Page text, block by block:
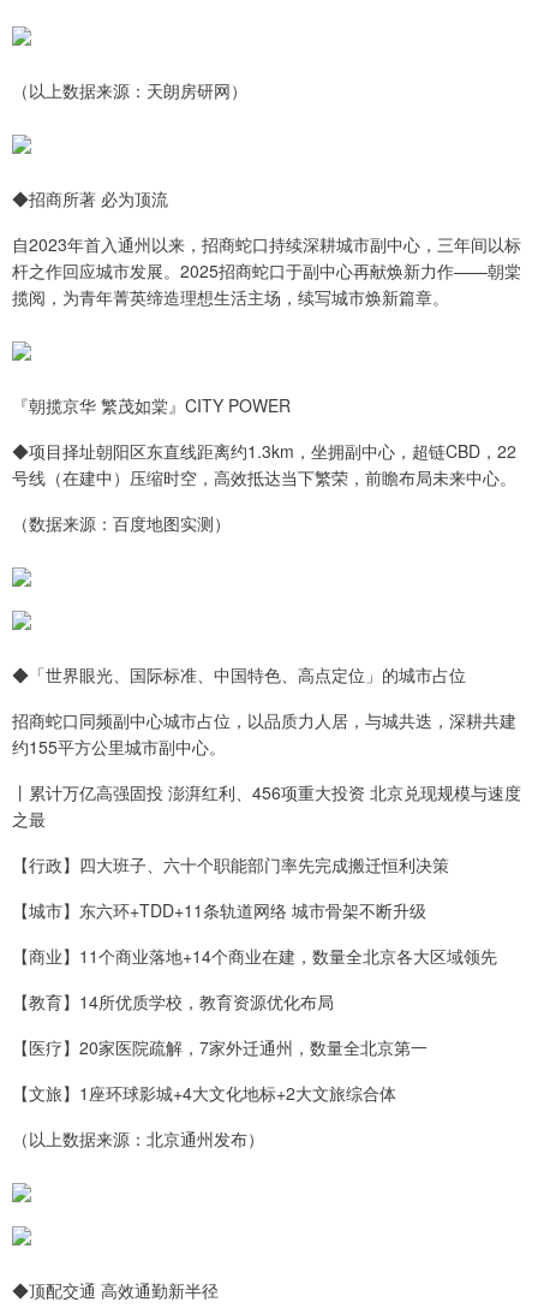
（以上数据来源：天朗房研网）
◆招商所著 必为顶流
自2023年首入通州以来，招商蛇口持续深耕城市副中心，三年间以标
杆之作回应城市发展。2025招商蛇口于副中心再献焕新力作——朝棠
揽阅，为青年菁英缔造理想生活主场，续写城市焕新篇章。
『朝揽京华 繁茂如棠』CITY POWER
◆项目择址朝阳区东直线距离约1.3km，坐拥副中心，超链CBD，22
号线（在建中）压缩时空，高效抵达当下繁荣，前瞻布局未来中心。
（数据来源：百度地图实测）
◆「世界眼光、国际标准、中国特色、高点定位」的城市占位
招商蛇口同频副中心城市占位，以品质力人居，与城共迭，深耕共建
约155平方公里城市副中心。
丨累计万亿高强固投 澎湃红利、456项重大投资 北京兑现规模与速度
之最
【行政】四大班子、六十个职能部门率先完成搬迁恒利决策
【城市】东六环+TDD+11条轨道网络 城市骨架不断升级
【商业】11个商业落地+14个商业在建，数量全北京各大区域领先
【教育】14所优质学校，教育资源优化布局
【医疗】20家医院疏解，7家外迁通州，数量全北京第一
【文旅】1座环球影城+4大文化地标+2大文旅综合体
（以上数据来源：北京通州发布）
◆顶配交通 高效通勤新半径